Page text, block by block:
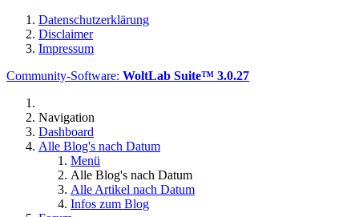
Datenschutzerklärung
Disclaimer
Impressum
Community-Software: WoltLab Suite™ 3.0.27
Navigation
Dashboard
Alle Blog's nach Datum
Menü
Alle Blog's nach Datum
Alle Artikel nach Datum
Infos zum Blog